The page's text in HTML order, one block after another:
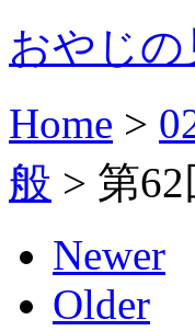
おやじ
Home >
般 > 第
Newer
Older